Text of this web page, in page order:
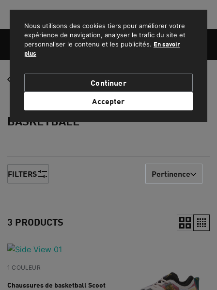
ENFANT
LIFESTYLE
PROMOS
BASKETBALL
FILTERS Pertinence
3 PRODUCTS
1 COULEUR
Chaussures de basketball Scoot
Nous utilisons des cookies tiers pour améliorer votre
expérience de navigation, analyser le trafic du site et
personnaliser le contenu et les publicités. En savoir
plus
Continuer
Accepter